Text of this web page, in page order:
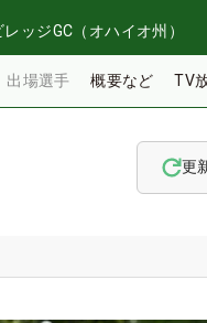
ッジGC（オハイオ州）
出場選手 概要など TV
更